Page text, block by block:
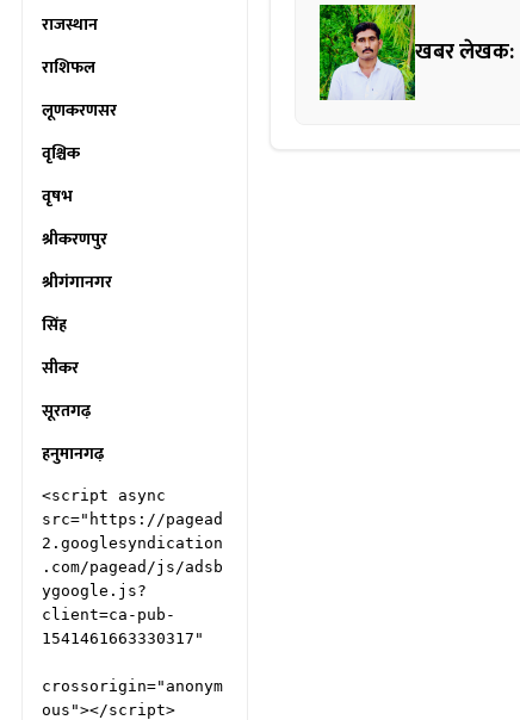
राजस्थान
राशिफल
लूणकरणसर
वृश्चिक
वृषभ
श्रीकरणपुर
श्रीगंगानगर
सिंह
सीकर
सूरतगढ़
हनुमानगढ़
<script async
src="https://pagead
2.googlesyndication
.com/pagead/js/adsb
ygoogle.js?
client=ca-pub-
1541461663330317"
crossorigin="anonym
ous"></script>
खबर लेखक: